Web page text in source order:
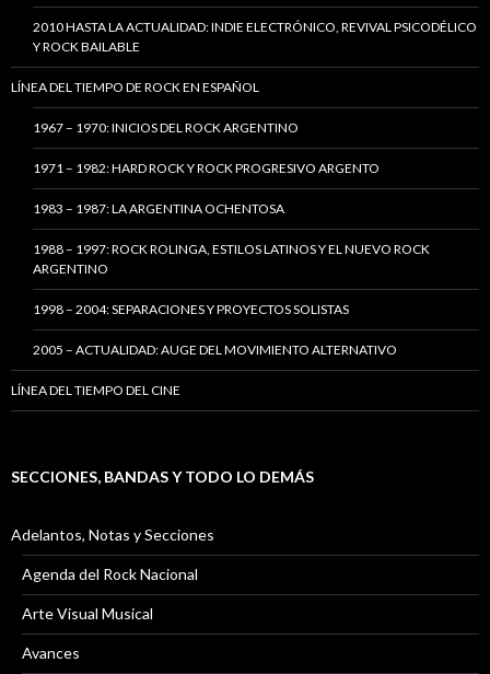
2010 HASTA LA ACTUALIDAD: INDIE ELECTRÓNICO, REVIVAL PSICODÉLICO
Y ROCK BAILABLE
LÍNEA DEL TIEMPO DE ROCK EN ESPAÑOL
1967 – 1970: INICIOS DEL ROCK ARGENTINO
1971 – 1982: HARD ROCK Y ROCK PROGRESIVO ARGENTO
1983 – 1987: LA ARGENTINA OCHENTOSA
1988 – 1997: ROCK ROLINGA, ESTILOS LATINOS Y EL NUEVO ROCK
ARGENTINO
1998 – 2004: SEPARACIONES Y PROYECTOS SOLISTAS
2005 – ACTUALIDAD: AUGE DEL MOVIMIENTO ALTERNATIVO
LÍNEA DEL TIEMPO DEL CINE
SECCIONES, BANDAS Y TODO LO DEMÁS
Adelantos, Notas y Secciones
Agenda del Rock Nacional
Arte Visual Musical
Avances